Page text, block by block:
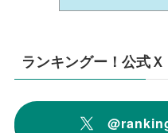
ランキングー！公式Ｘ